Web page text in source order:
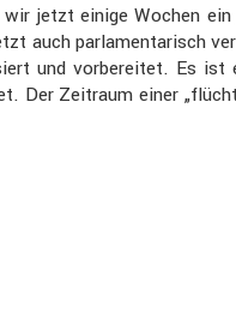
jetzt einige Wochen
auch parla­men­ta­risch
und vorbe­reitet. Es
Der Zeitraum einer